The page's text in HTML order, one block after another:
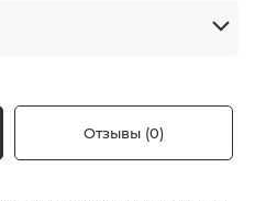
Отзывы (0)